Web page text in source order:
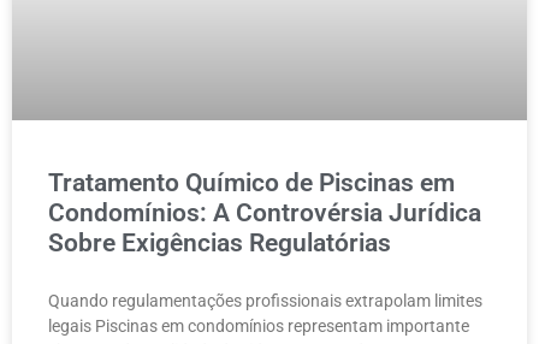
Tratamento Químico de Piscinas em
Condomínios: A Controvérsia Jurídica
Sobre Exigências Regulatórias
Quando regulamentações profissionais extrapolam limites
legais Piscinas em condomínios representam importante